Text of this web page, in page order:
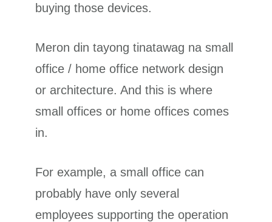
buying those devices.
Meron din tayong tinatawag na small
office / home office network design
or architecture. And this is where
small offices or home offices comes
in.
For example, a small office can
probably have only several
employees supporting the operation